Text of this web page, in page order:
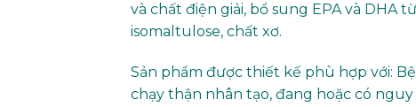
và chất điện giải, bổ sung EPA và DHA
isomaltulose, chất xơ.
Sản phẩm được thiết kế phù hợp với:
chạy thận nhân tạo, đang hoặc có